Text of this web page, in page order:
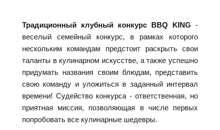
Традиционный клубный конкурс BBQ KING -
веселый семейный конкурс, в рамках которого
нескольким командам предстоит раскрыть свои
таланты в кулинарном искусстве, а также успешно
придумать названия своим блюдам, представить
свою команду и уложиться в заданный интервал
времени! Судейство конкурса - ответственная, но
приятная миссия, позволяющая в числе первых
попробовать все кулинарные шедевры.